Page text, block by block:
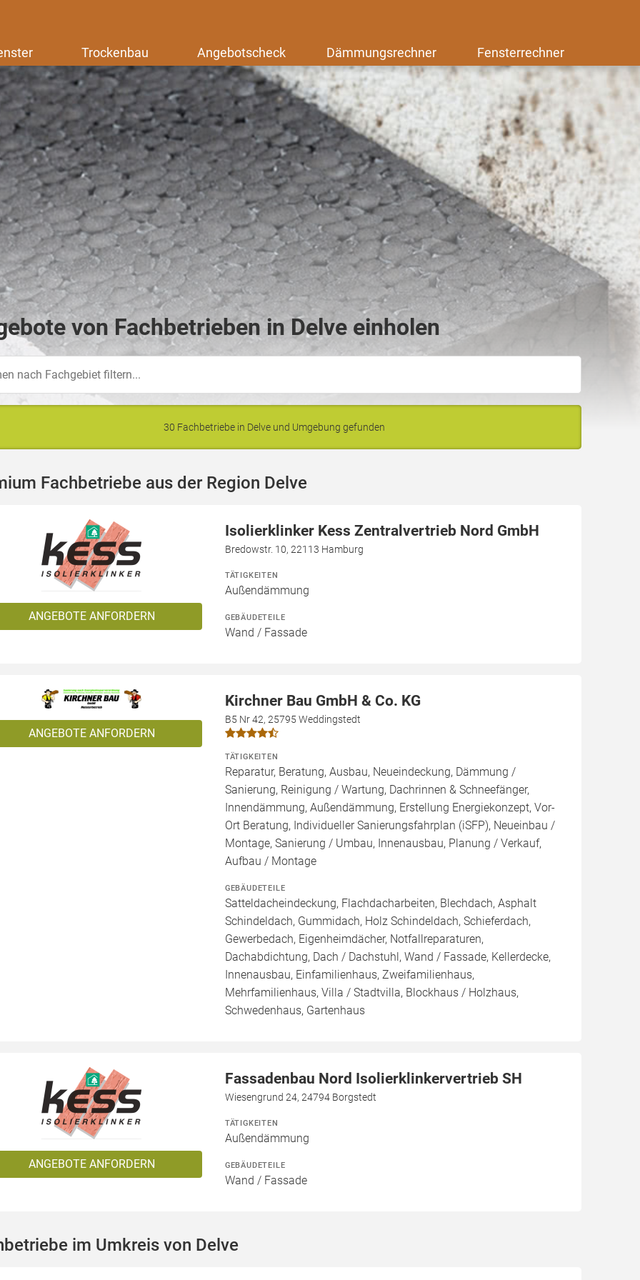
Trockenbau Angebotscheck Dämmungsrechner Fensterrechner
von Fachbetrieben in Delve einholen
30 Fachbetriebe in Delve und Umgebung gefunden
Fachbetriebe aus der Region Delve
ANGEBOTE ANFORDERN
Isolierklinker Kess Zentralvertrieb Nord GmbH
Bredowstr. 10, 22113 Hamburg
TÄTIGKEITEN
Außendämmung
GEBÄUDETEILE
Wand / Fassade
ANGEBOTE ANFORDERN
Kirchner Bau GmbH & Co. KG
B5 Nr 42, 25795 Weddingstedt
TÄTIGKEITEN
Reparatur, Beratung, Ausbau, Neueindeckung, Dämmung /
Sanierung, Reinigung / Wartung, Dachrinnen & Schneefänger,
Innendämmung, Außendämmung, Erstellung Energiekonzept, Vor-
Ort Beratung, Individueller Sanierungsfahrplan (iSFP), Neueinbau /
Montage, Sanierung / Umbau, Innenausbau, Planung / Verkauf,
Aufbau / Montage
GEBÄUDETEILE
Satteldacheindeckung, Flachdacharbeiten, Blechdach, Asphalt
Schindeldach, Gummidach, Holz Schindeldach, Schieferdach,
Gewerbedach, Eigenheimdächer, Notfallreparaturen,
Dachabdichtung, Dach / Dachstuhl, Wand / Fassade, Kellerdecke,
Innenausbau, Einfamilienhaus, Zweifamilienhaus,
Mehrfamilienhaus, Villa / Stadtvilla, Blockhaus / Holzhaus,
Schwedenhaus, Gartenhaus
ANGEBOTE ANFORDERN
Fassadenbau Nord Isolierklinkervertrieb SH
Wiesengrund 24, 24794 Borgstedt
TÄTIGKEITEN
Außendämmung
GEBÄUDETEILE
Wand / Fassade
im Umkreis von Delve